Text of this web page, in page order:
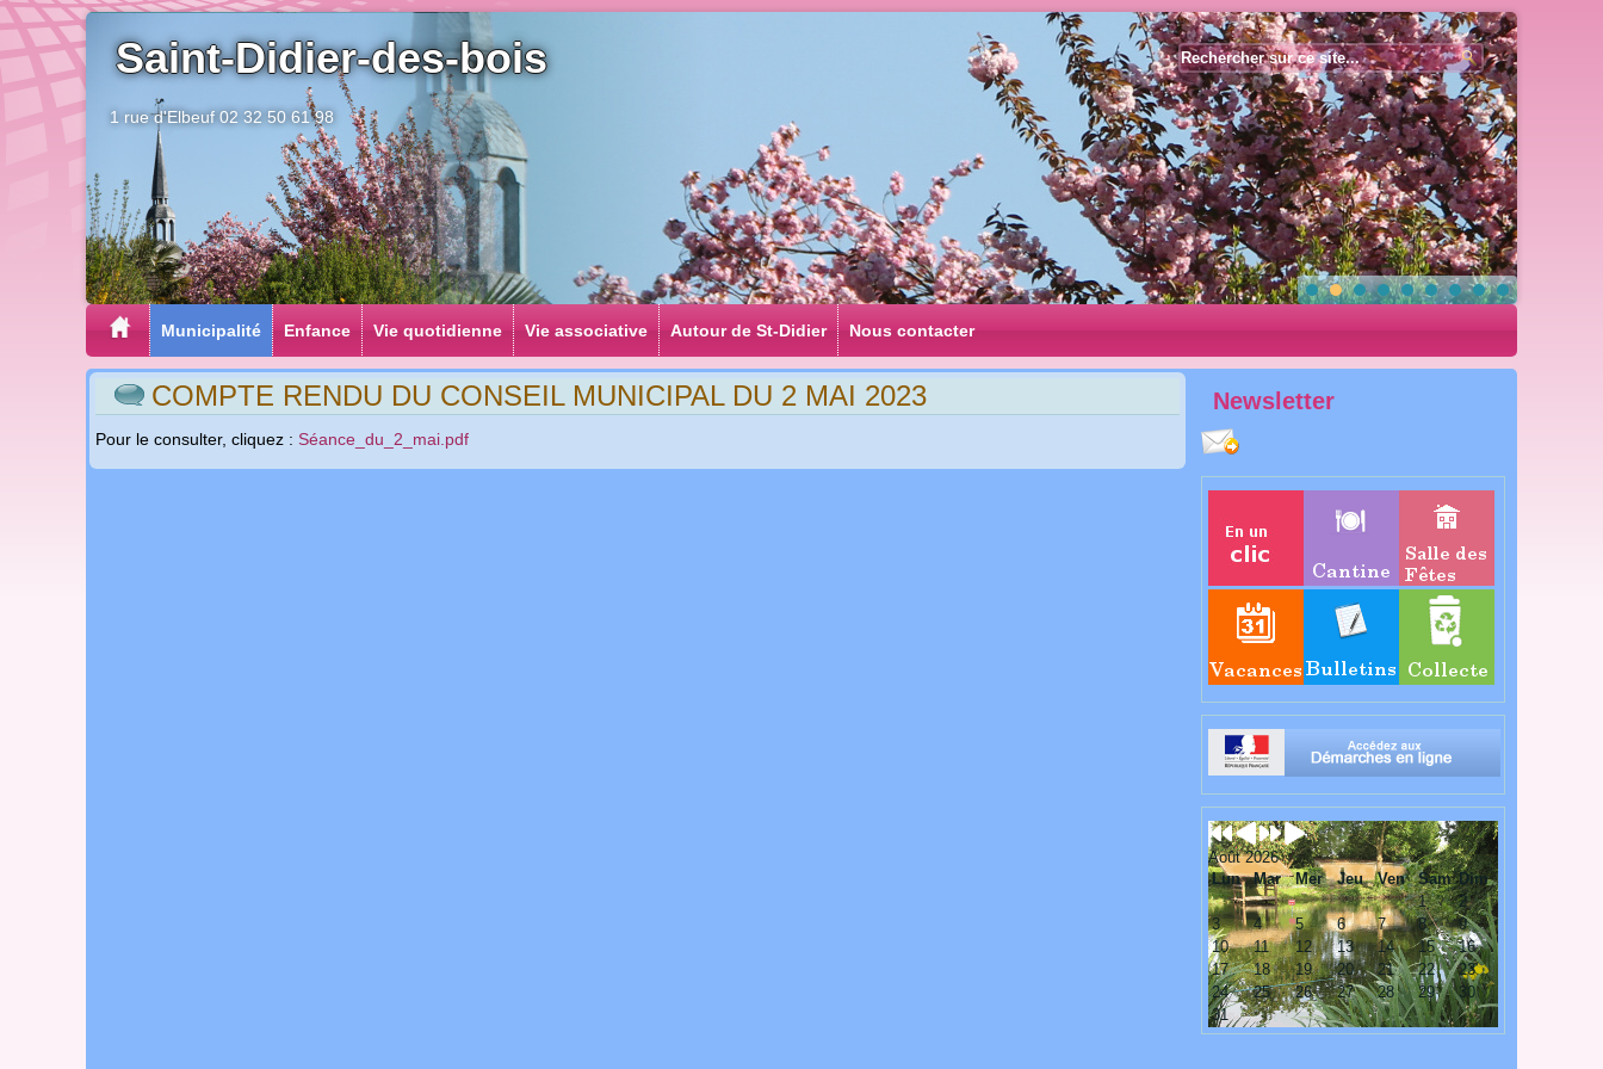
Saint-Didier-des-bois
1 rue d'Elbeuf 02 32 50 61 98
Municipalité Enfance Vie quotidienne Vie associative Autour de St-Didier Nous contacter
COMPTE RENDU DU CONSEIL MUNICIPAL DU 2 MAI 2023
Pour le consulter, cliquez : Séance_du_2_mai.pdf
Newsletter
AnnéeMoisAnnéeMois
Août 2026
Lun
Mar Mer Jeu Ven Sam Dim
1
2
3
4 5 6 7 8
9
10
11 12 13 14 15
16
17
18 19 20 21 22
23
24
25 26 27 28 29
30
31